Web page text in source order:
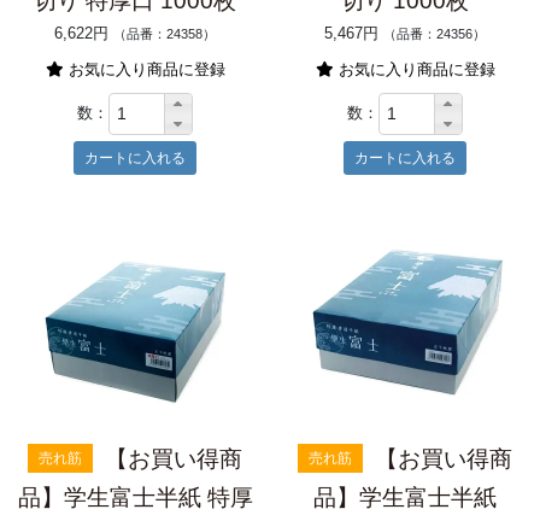
6,622円 （品番：24358）
お気に入り商品に登録
数：
5,467円 （品番：24356）
お気に入り商品に登録
数：
売れ筋
【お買い得商
品】学生富士半紙 特厚
売れ筋
【お買い得商
品】学生富士半紙